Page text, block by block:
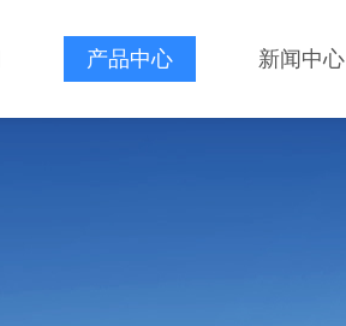
产品中心 新闻中心